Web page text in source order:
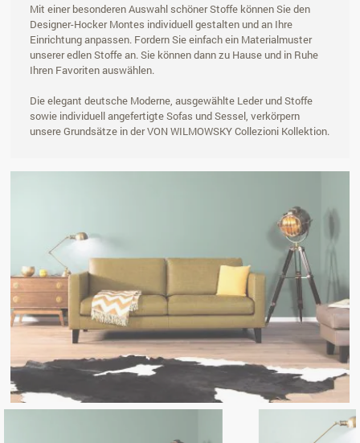
Mit einer besonderen Auswahl schöner Stoffe können Sie den
Designer-Hocker Montes individuell gestalten und an Ihre
Einrichtung anpassen. Fordern Sie einfach ein Materialmuster
unserer edlen Stoffe an. Sie können dann zu Hause und in Ruhe
Ihren Favoriten auswählen.
Die elegant deutsche Moderne, ausgewählte Leder und Stoffe
sowie individuell angefertigte Sofas und Sessel, verkörpern
unsere Grundsätze in der VON WILMOWSKY Collezioni Kollektion.